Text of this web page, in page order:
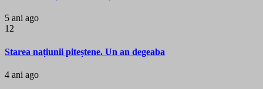
5 ani ago
12
Starea națiunii piteștene. Un an degeaba
4 ani ago